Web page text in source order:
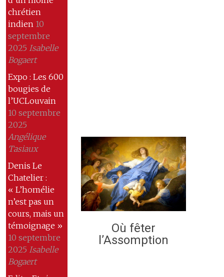
chrétien
indien 10
septembre
2025 Isabelle
Bogaert
Expo : Les 600
bougies de
l’UCLouvain
10 septembre
2025
Angélique
Tasiaux
Denis Le
Chatelier :
« L’homélie
n’est pas un
cours, mais un
témoignage »
10 septembre
2025 Isabelle
Bogaert
Où fêter
l’Assomption